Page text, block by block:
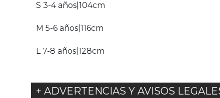
S 3-4 años|104cm
M 5-6 años|116cm
L 7-8 años|128cm
+ ADVERTENCIAS Y AVISOS